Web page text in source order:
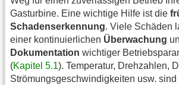
Gasturbine. Eine wichtige Hilfe ist die
Schadenserkennung. Viele Schäden
einer kontinuierlichen Überwachung
Dokumentation wichtiger
(Kapitel 5.1). Temperatur, Drehzahlen,
Strömungsgeschwindigkeiten usw. sind